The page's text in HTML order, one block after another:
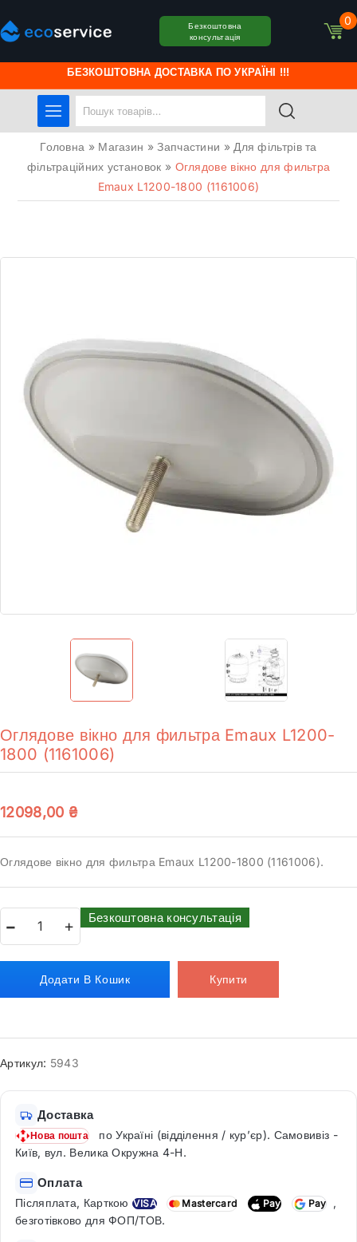
БЕЗКОШТОВНА ДОСТАВКА ПО УКРАЇНІ !!!
Безкоштовна
консультація
0
Головна » Магазин »Запчастини » Для фільтрів та
фільтраційних установок » Оглядове вікно для фильтра
Emaux L1200-1800 (1161006)
Оглядове вікно для фильтра Emaux L1200-
1800 (1161006)
12098,00 ₴
Оглядове вікно для фильтра Emaux L1200-1800 (1161006).
Додати В Кошик Купити
Безкоштовна консультація
Артикул: 5943
Доставка
Нова пошта
по Україні (відділення / кур’єр). Самовивіз -
Київ, вул. Велика Окружна 4-Н.
Оплата
Післяплата, Карткою VISA Mastercard Pay Pay
,
безготівково для ФОП/ТОВ.